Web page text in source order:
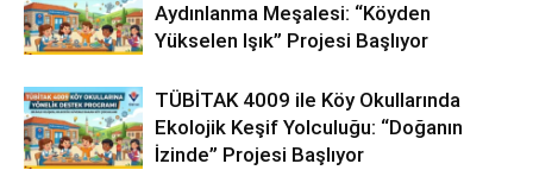
Aydınlanma Meşalesi: “Köyden
Yükselen Işık” Projesi Başlıyor
TÜBİTAK 4009 ile Köy Okullarında
Ekolojik Keşif Yolculuğu: “Doğanın
İzinde” Projesi Başlıyor